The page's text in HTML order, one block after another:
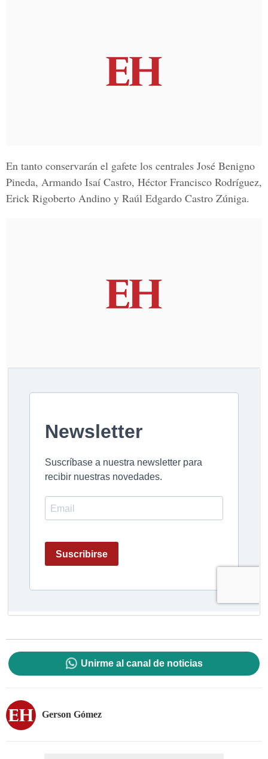
En tanto conservarán el gafete los centrales José Benigno
Pineda, Armando Isaí Castro, Héctor Francisco Rodríguez,
Erick Rigoberto Andino y Raúl Edgardo Castro Zúniga.
Unirme al canal de noticias
Gerson Gómez